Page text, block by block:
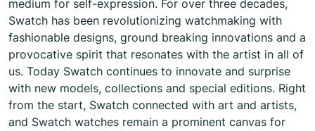
medium for self-expression. For over three decades,
Swatch has been revolutionizing watchmaking with
fashionable designs, ground breaking innovations and a
provocative spirit that resonates with the artist in all of
us. Today Swatch continues to innovate and surprise
with new models, collections and special editions. Right
from the start, Swatch connected with art and artists,
and Swatch watches remain a prominent canvas for